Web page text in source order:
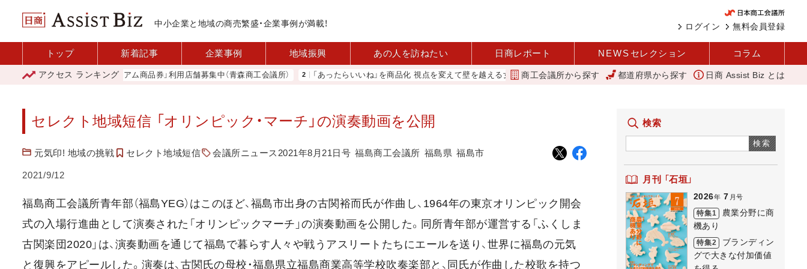
中小企業と地域の商売繁盛・企業事例が満載！ 無料会員登録
ログイン
トップ 新着記事 企業事例 地域振興 あの人を訪ねたい 日商レポート NEWS セレクション コラム
アクセス ランキング
「青森市プレミアム商品券」利用店舗募集中（青森商工会議所） 「あったらいいね」を商品化 視点を変えて壁を越える女性経営者 西谷 変革と価値共創による日本経済の再出発 小林会頭 所信全文
商工会議所から探す 都道府県から探す 日商 Assist Biz とは
セレクト地域短信 「オリンピック・マーチ」の演奏動画を公開
元気印! 地域の挑戦 セレクト地域短信 会議所ニュース2021年8月21日号 福島商工会議所 福島県 福島市
2021/9/12
福島商工会議所青年部（福島YEG）はこのほど、福島市出身の古関裕而氏が作曲し、1964年の東京オリンピック開会
式の入場行進曲として演奏された「オリンピックマーチ」の演奏動画を公開した。同所青年部が運営する「ふくしま
古関楽団2020」は、演奏動画を通じて福島で暮らす人々や戦うアスリートたちにエールを送り、世界に福島の元気
と復興をアピールした。演奏は、古関氏の母校・福島県立福島商業高等学校吹奏楽部と、同氏が作曲した校歌を持つ
検索
検索
月刊 「石垣」
2026年 7 月号
特集1
農業分野に商
機あり
特集2
ブランディン
グで大きな付加価値